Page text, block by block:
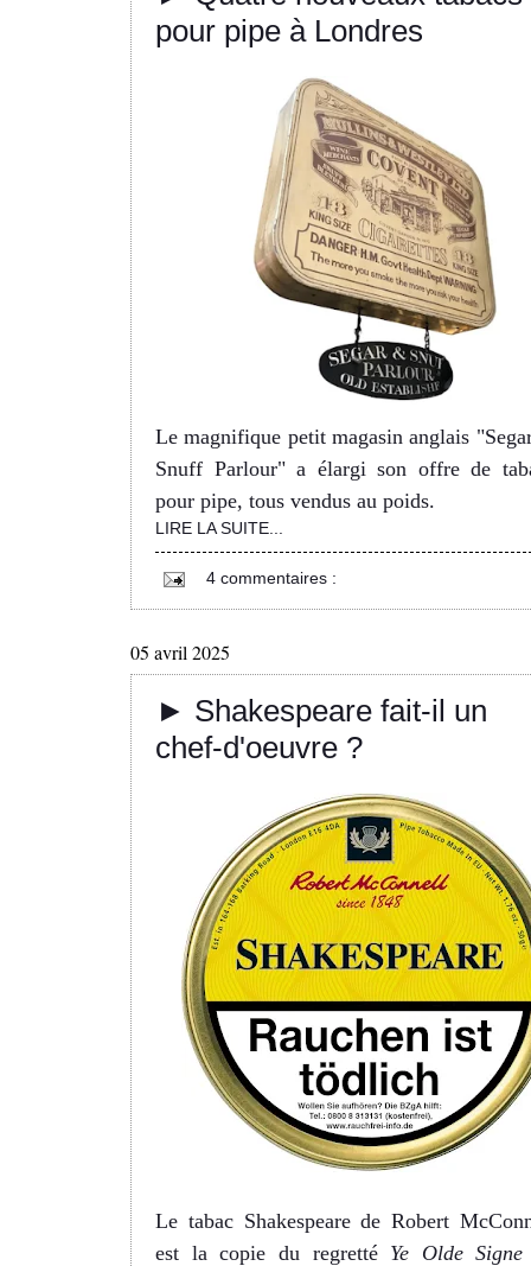
pour pipe à Londres
Le magnifique petit magasin anglais
Snuff Parlour" a élargi son offre de
pour pipe, tous vendus au poids.
LIRE LA SUITE...
4 commentaires :
05 avril 2025
► Shakespeare fait-il un
chef-d'oeuvre ?
Le tabac Shakespeare de Robert
est la copie du regretté Ye Olde Signe